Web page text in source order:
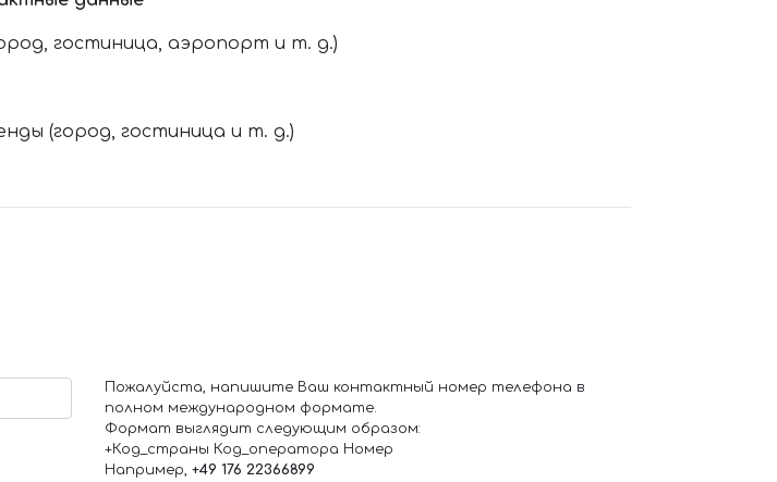
гостиница, аэропорт и т. д.)
(город, гостиница и т. д.)
Пожалуйста, напишите Ваш контактный номер телефона в
полном международном формате.
Формат выглядит следующим образом:
+Код_страны Код_оператора Номер
Например, +49 176 22366899